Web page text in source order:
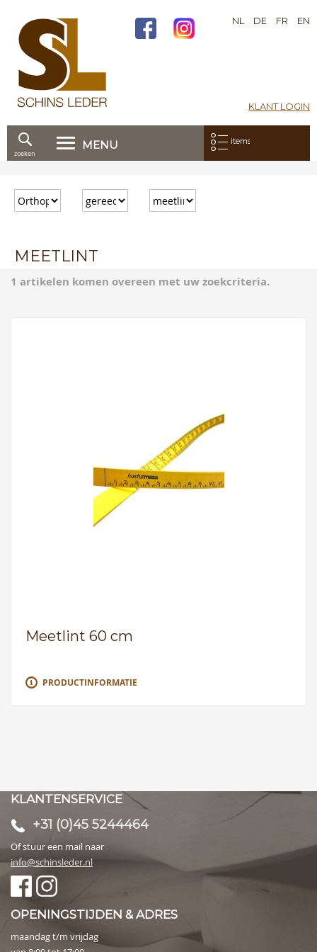
KLANT LOGIN
NL DE FR EN
MENU Mijn bestelling:
items
door
naar
zoeken
MEETLINT
1 artikelen komen overeen met uw zoekcriteria.
Meetlint 60 cm
PRODUCTINFORMATIE
KLANTENSERVICE
+31 (0)45 5244464
Of stuur een mail naar
info@schinsleder.nl
OPENINGSTIJDEN & ADRES
maandag t/m vrijdag